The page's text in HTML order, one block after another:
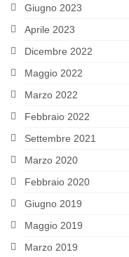
MATERIALS
EVENTS
AGENDA
ARCHIVIO
ARCHIVIO
NEWS
Giugno 2023
Aprile 2023
Dicembre 2022
Maggio 2022
Marzo 2022
Febbraio 2022
Settembre 2021
Marzo 2020
Febbraio 2020
Giugno 2019
Maggio 2019
Marzo 2019